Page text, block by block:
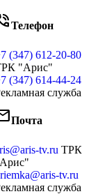
Телефон
(347) 612-20-80
"Арис"
(347) 614-44-24
служба
Почта
tv.ru ТРК
tv.ru
служба